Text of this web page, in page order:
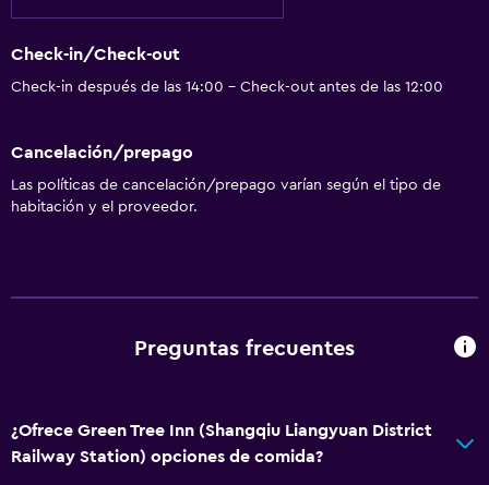
Check-in/Check-out
Check-in después de las 14:00 - Check-out antes de las 12:00
Cancelación/prepago
Las políticas de cancelación/prepago varían según el tipo de
habitación y el proveedor.
Preguntas frecuentes
¿Ofrece Green Tree Inn (Shangqiu Liangyuan District
Railway Station) opciones de comida?